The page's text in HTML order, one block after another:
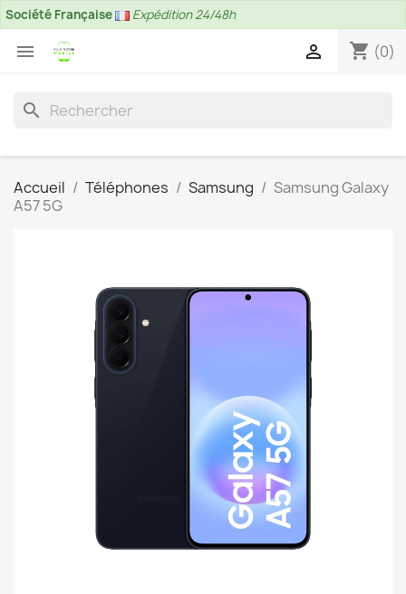
Société Française Expédition 24/48h
 shopping_cart (0)

search
Accueil Téléphones Samsung
Samsung Galaxy
A57 5G